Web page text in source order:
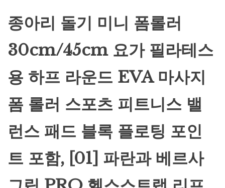
종아리 돌기 미니 폼롤러
30cm/45cm 요가 필라테스
용 하프 라운드 EVA 마사지
폼 롤러 스포츠 피트니스 밸
런스 패드 블록 플로팅 포인
트 포함, [01] 파란과 베르사